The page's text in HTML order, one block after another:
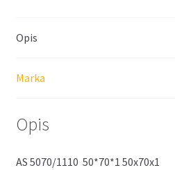
Opis
Marka
Opis
AS 5070/1110 50*70*1 50x70x1